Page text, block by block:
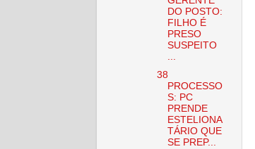
DO POSTO:
FILHO É
PRESO
SUSPEITO
...
38
PROCESSO
S: PC
PRENDE
ESTELIONA
TÁRIO QUE
SE PREP...